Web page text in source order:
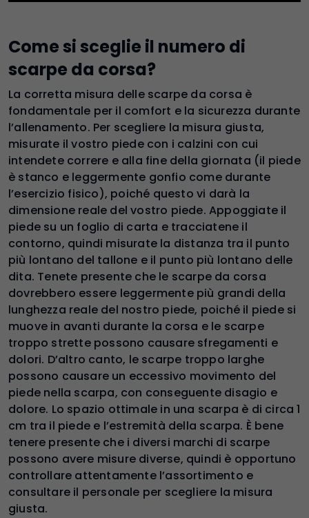
Come si sceglie il numero di
scarpe da corsa?
La corretta misura delle scarpe da corsa è
fondamentale per il comfort e la sicurezza durante
l’allenamento. Per scegliere la misura giusta,
misurate il vostro piede con i calzini con cui
intendete correre e alla fine della giornata (il piede
è stanco e leggermente gonfio come durante
l’esercizio fisico), poiché questo vi darà la
dimensione reale del vostro piede. Appoggiate il
piede su un foglio di carta e tracciatene il
contorno, quindi misurate la distanza tra il punto
più lontano del tallone e il punto più lontano delle
dita. Tenete presente che le scarpe da corsa
dovrebbero essere leggermente più grandi della
lunghezza reale del nostro piede, poiché il piede si
muove in avanti durante la corsa e le scarpe
troppo strette possono causare sfregamenti e
dolori. D’altro canto, le scarpe troppo larghe
possono causare un eccessivo movimento del
piede nella scarpa, con conseguente disagio e
dolore. Lo spazio ottimale in una scarpa è di circa 1
cm tra il piede e l’estremità della scarpa. È bene
tenere presente che i diversi marchi di scarpe
possono avere misure diverse, quindi è opportuno
controllare attentamente l’assortimento e
consultare il personale per scegliere la misura
giusta.